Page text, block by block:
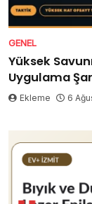
GENEL
Yüksek
Uygulama
Ekleme 6